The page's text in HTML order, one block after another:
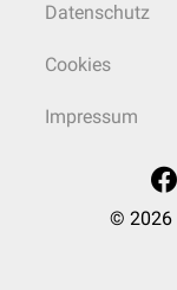
Datenschutz
Cookies
Impressum
© 2026